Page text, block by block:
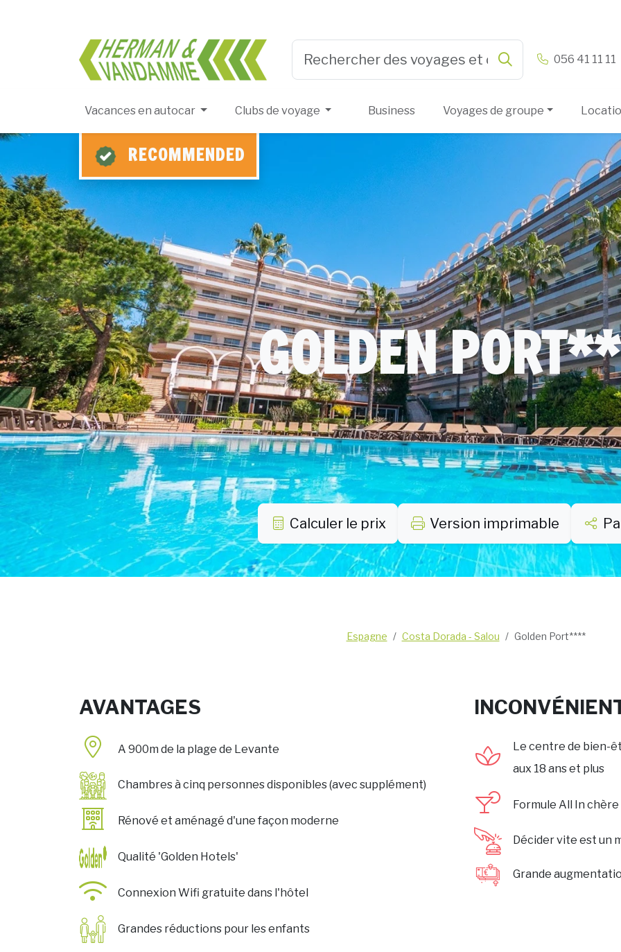
Herman & Vandamme 056 41 11 11
Vacances en autocar Clubs de voyage Business Voyages de groupe
RECOMMENDED
GOLDEN
Calculer le prix Version imprimable
Espagne Costa Dorada - Salou Golden Port****
AVANTAGES
A 900m de la plage de Levante
Chambres à cinq personnes disponibles (avec supplément)
Rénové et aménagé d'une façon moderne
Qualité 'Golden Hotels'
Connexion Wifi gratuite dans l'hôtel
Grandes réductions pour les enfants
Le centre de bien-
aux 18 ans et plus
Formule All In
Décider vite est un
Grande